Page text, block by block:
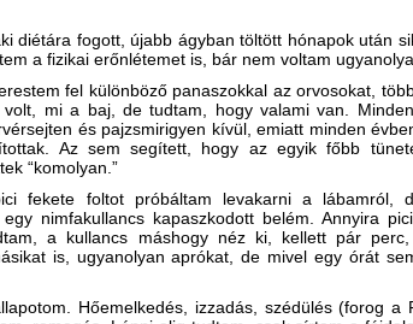
diétára fogott, újabb ágyban töltött hónapok után
a fizikai erőnlétemet is, bár nem voltam
fel különböző panaszokkal az orvosokat,
volt, mi a baj, de tudtam, hogy valami van.
és pajzsmirigyen kívül, emiatt minden
Az sem segített, hogy az egyik főbb
“komolyan.”
fekete foltot próbáltam levakarni a lábamról,
nimfakullancs kapaszkodott belém. Annyira
a kullancs máshogy néz ki, kellett pár
is, ugyanolyan aprókat, de mivel egy órát
Hőemelkedés, izzadás, szédülés (forog a